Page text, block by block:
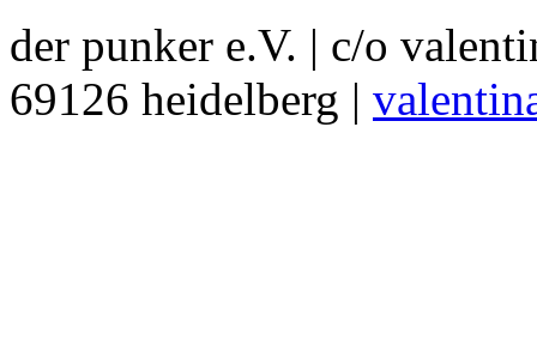
der punker e.V. | c/o
69126 heidelberg |